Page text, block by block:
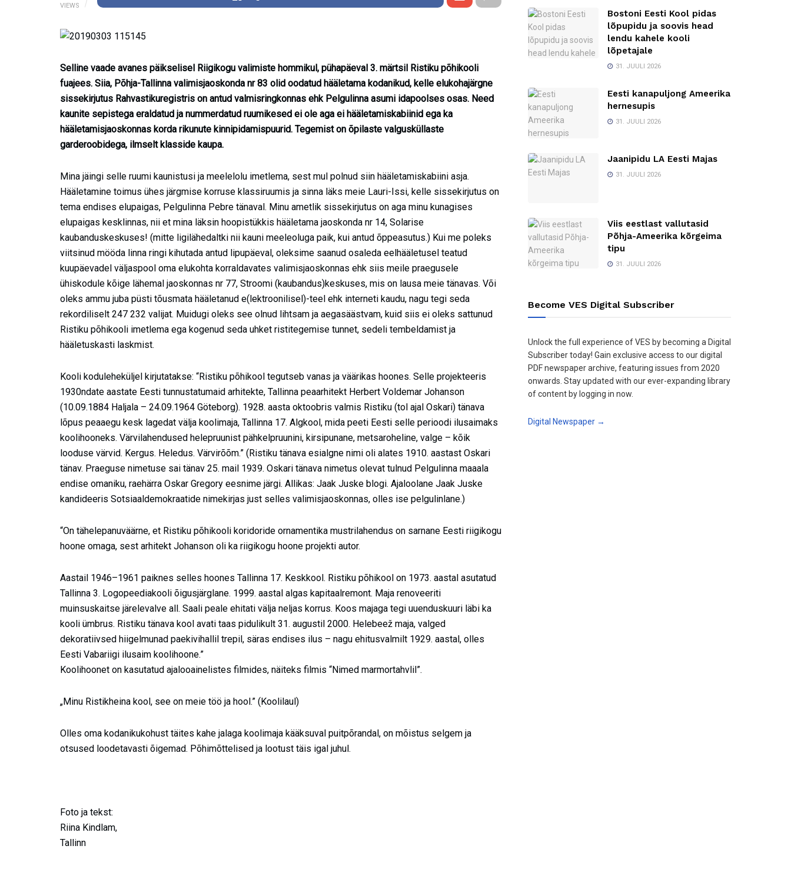
VIEWS
Selline vaade avanes päikselisel Riigikogu valimiste hommikul, pühapäeval 3. märtsil Ristiku põhikooli
fuajees. Siia, Põhja-Tallinna valimisjaoskonda nr 83 olid oodatud hääletama kodanikud, kelle elukohajärgne
sissekirjutus Rahvastikuregistris on antud valmisringkonnas ehk Pelgulinna asumi idapoolses osas. Need
kaunite sepistega eraldatud ja nummerdatud ruumikesed ei ole aga ei hääletamiskabiinid ega ka
hääletamisjaoskonnas korda rikunute kinnipidamispuurid. Tegemist on õpilaste valgusküllaste
garderoobidega, ilmselt klasside kaupa.
Mina jäingi selle ruumi kaunistusi ja meelelolu imetlema, sest mul polnud siin hääletamiskabiini asja.
Hääletamine toimus ühes järgmise korruse klassiruumis ja sinna läks meie Lauri-Issi, kelle sissekirjutus on
tema endises elupaigas, Pelgulinna Pebre tänaval. Minu ametlik sissekirjutus on aga minu kunagises
elupaigas kesklinnas, nii et mina läksin hoopistükkis hääletama jaoskonda nr 14, Solarise
kaubanduskeskuses! (mitte ligilähedaltki nii kauni meeleoluga paik, kui antud õppeasutus.) Kui me poleks
viitsinud mööda linna ringi kihutada antud lipupäeval, oleksime saanud osaleda eelhääletusel teatud
kuupäevadel väljaspool oma elukohta korraldavates valimisjaoskonnas ehk siis meile praegusele
ühiskodule kõige lähemal jaoskonnas nr 77, Stroomi (kaubandus)keskuses, mis on lausa meie tänavas. Või
oleks ammu juba püsti tõusmata hääletanud e(lektroonilisel)-teel ehk interneti kaudu, nagu tegi seda
rekordiliselt 247 232 valijat. Muidugi oleks see olnud lihtsam ja aegasäästvam, kuid siis ei oleks sattunud
Ristiku põhikooli imetlema ega kogenud seda uhket ristitegemise tunnet, sedeli tembeldamist ja
hääletuskasti laskmist.
Kooli koduleheküljel kirjutatakse: “Ristiku põhikool tegutseb vanas ja väärikas hoones. Selle projekteeris
1930ndate aastate Eesti tunnustatumaid arhitekte, Tallinna peaarhitekt Herbert Voldemar Johanson
(10.09.1884 Haljala – 24.09.1964 Göteborg). 1928. aasta oktoobris valmis Ristiku (tol ajal Oskari) tänava
lõpus peaaegu kesk lagedat välja koolimaja, Tallinna 17. Algkool, mida peeti Eesti selle perioodi ilusaimaks
koolihooneks. Värvilahendused helepruunist pähkelpruunini, kirsipunane, metsaroheline, valge – kõik
looduse värvid. Kergus. Heledus. Värvirõõm.” (Ristiku tänava esialgne nimi oli alates 1910. aastast Oskari
tänav. Praeguse nimetuse sai tänav 25. mail 1939. Oskari tänava nimetus olevat tulnud Pelgulinna maaala
endise omaniku, raehärra Oskar Gregory eesnime järgi. Allikas: Jaak Juske blogi. Ajaloolane Jaak Juske
kandideeris Sotsiaaldemokraatide nimekirjas just selles valimisjaoskonnas, olles ise pelgulinlane.)
“On tähelepanuväärne, et Ristiku põhikooli koridoride ornamentika mustrilahendus on sarnane Eesti riigikogu
hoone omaga, sest arhitekt Johanson oli ka riigikogu hoone projekti autor.
Aastail 1946–1961 paiknes selles hoones Tallinna 17. Keskkool. Ristiku põhikool on 1973. aastal asutatud
Tallinna 3. Logopeediakooli õigusjärglane. 1999. aastal algas kapitaalremont. Maja renoveeriti
muinsuskaitse järelevalve all. Saali peale ehitati välja neljas korrus. Koos majaga tegi uuenduskuuri läbi ka
kooli ümbrus. Ristiku tänava kool avati taas pidulikult 31. augustil 2000. Helebeež maja, valged
dekoratiivsed hiigelmunad paekivihallil trepil, säras endises ilus – nagu ehitusvalmilt 1929. aastal, olles
Eesti Vabariigi ilusaim koolihoone.”
Koolihoonet on kasutatud ajalooainelistes filmides, näiteks filmis “Nimed marmortahvlil”.
„Minu Ristikheina kool, see on meie töö ja hool.” (Koolilaul)
Olles oma kodanikukohust täites kahe jalaga koolimaja kääksuval puitpõrandal, on mõistus selgem ja
otsused loodetavasti õigemad. Põhimõttelised ja lootust täis igal juhul.
Foto ja tekst:
Riina Kindlam,
Tallinn
Bostoni Eesti Kool pidas
lõpupidu ja soovis head
lendu kahele kooli
lõpetajale
31. JUULI 2026
Eesti kanapuljong Ameerika
hernesupis
31. JUULI 2026
Jaanipidu LA Eesti Majas
31. JUULI 2026
Viis eestlast vallutasid
Põhja-Ameerika kõrgeima
tipu
31. JUULI 2026
Become VES Digital Subscriber
Unlock the full experience of VES by becoming a Digital
Subscriber today! Gain exclusive access to our digital
PDF newspaper archive, featuring issues from 2020
onwards. Stay updated with our ever-expanding library
of content by logging in now.
Digital Newspaper →